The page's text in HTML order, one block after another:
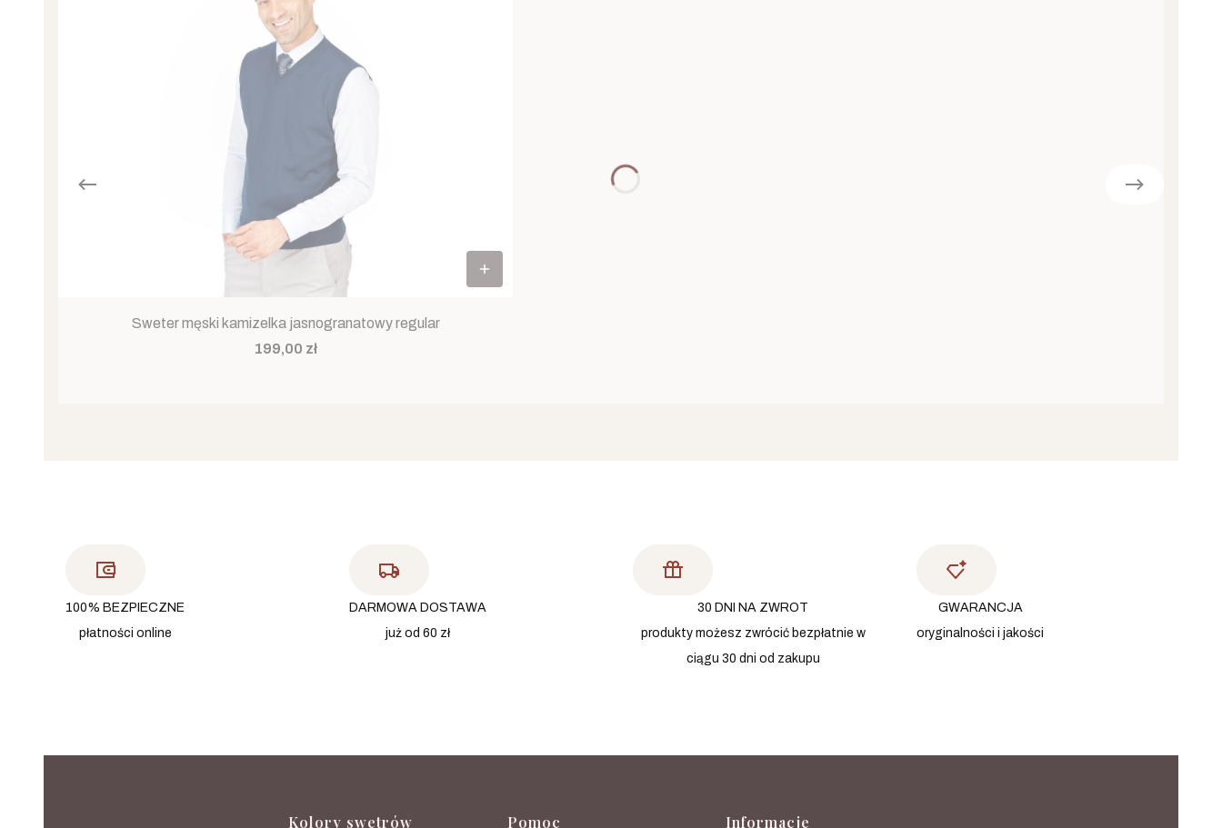
Sweter męski kamizelka jasnogranatowy regular
Cena
199,00 zł
100% BEZPIECZNE
płatności online
DARMOWA DOSTAWA
już od 60 zł
30 DNI NA ZWROT
produkty możesz zwrócić bezpłatnie w
ciągu 30 dni od zakupu
GWARANCJA
oryginalności i jakości
Kolory swetrów Pomoc Informacje